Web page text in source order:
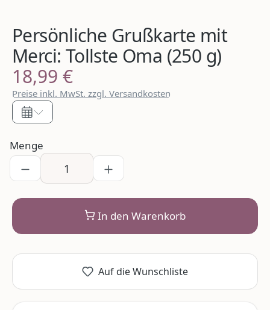
Persönliche Grußkarte mit
Merci: Tollste Oma (250 g)
Regulärer Preis:
18,99 €
Preise inkl. MwSt. zzgl. Versandkosten
Menge
In den Warenkorb
Auf die Wunschliste